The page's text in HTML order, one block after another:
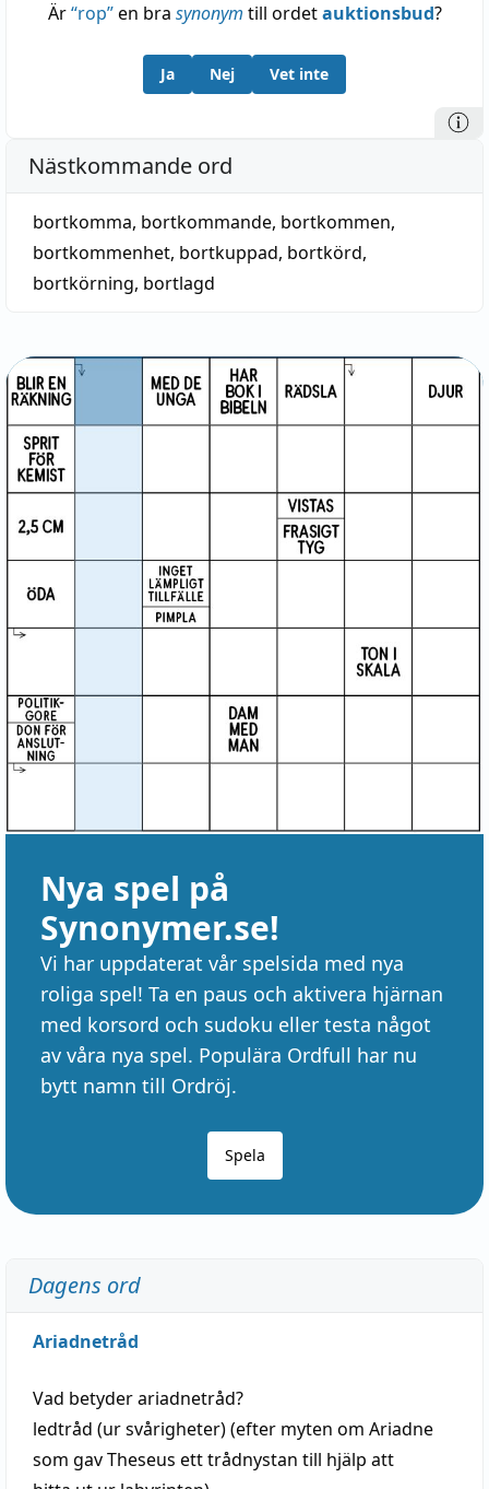
Är“rop”en bra synonym till ordetauktionsbud?
Ja Nej Vet inte
Nästkommande ord
bortkomma, bortkommande, bortkommen,
bortkommenhet, bortkuppad, bortkörd,
bortkörning, bortlagd
Nya spel på
Synonymer.se!
Vi har uppdaterat vår spelsida med nya
roliga spel! Ta en paus och aktivera hjärnan
med korsord och sudoku eller testa något
av våra nya spel. Populära Ordfull har nu
bytt namn till Ordröj.
Spela
Dagens ord
Ariadnetråd
Vad betyderariadnetråd?
ledtråd (ur svårigheter) (efter myten om Ariadne
som gav Theseus ett trådnystan till hjälp att